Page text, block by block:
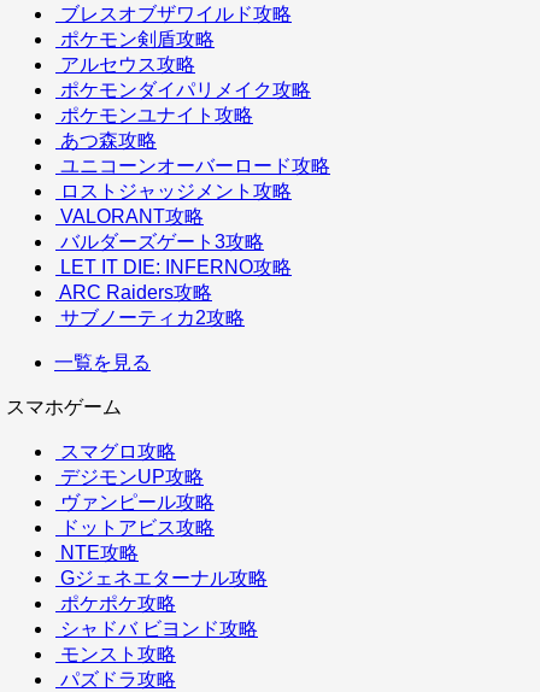
ブレスオブザワイルド攻略
ポケモン剣盾攻略
アルセウス攻略
ポケモンダイパリメイク攻略
ポケモンユナイト攻略
あつ森攻略
ユニコーンオーバーロード攻略
ロストジャッジメント攻略
VALORANT攻略
バルダーズゲート3攻略
LET IT DIE: INFERNO攻略
ARC Raiders攻略
サブノーティカ2攻略
一覧を見る
スマホゲーム
スマグロ攻略
デジモンUP攻略
ヴァンピール攻略
ドットアビス攻略
NTE攻略
Gジェネエターナル攻略
ポケポケ攻略
シャドバ ビヨンド攻略
モンスト攻略
パズドラ攻略